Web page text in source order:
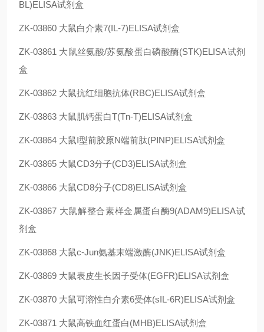
BL)ELISA试剂盒
ZK-03860 大鼠白介素7(IL-7)ELISA试剂盒
ZK-03861 大鼠丝氨酸/苏氨酸蛋白磷酸酶(STK)ELISA试剂
盒
ZK-03862 大鼠抗红细胞抗体(RBC)ELISA试剂盒
ZK-03863 大鼠肌钙蛋白T(Tn-T)ELISA试剂盒
ZK-03864 大鼠Ⅰ型前胶原N端前肽(PⅠNP)ELISA试剂盒
ZK-03865 大鼠CD3分子(CD3)ELISA试剂盒
ZK-03866 大鼠CD8分子(CD8)ELISA试剂盒
ZK-03867 大鼠解整合素样金属蛋白酶9(ADAM9)ELISA试
剂盒
ZK-03868 大鼠c-Jun氨基末端激酶(JNK)ELISA试剂盒
ZK-03869 大鼠表皮生长因子受体(EGFR)ELISA试剂盒
ZK-03870 大鼠可溶性白介素6受体(sIL-6R)ELISA试剂盒
ZK-03871 大鼠高铁血红蛋白(MHB)ELISA试剂盒